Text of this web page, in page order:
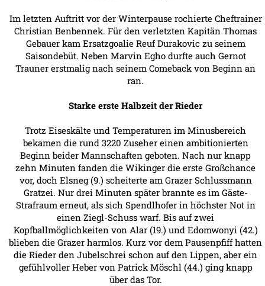
Im letzten Auftritt vor der Winterpause rochierte Cheftrainer
Christian Benbennek. Für den verletzten Kapitän Thomas
Gebauer kam Ersatzgoalie Reuf Durakovic zu seinem
Saisondebüt. Neben Marvin Egho durfte auch Gernot
Trauner erstmalig nach seinem Comeback von Beginn an
ran.
Starke erste Halbzeit der Rieder
Trotz Eiseskälte und Temperaturen im Minusbereich
bekamen die rund 3220 Zuseher einen ambitionierten
Beginn beider Mannschaften geboten. Nach nur knapp
zehn Minuten fanden die Wikinger die erste Großchance
vor, doch Elsneg (9.) scheiterte am Grazer Schlussmann
Gratzei. Nur drei Minuten später brannte es im Gäste-
Strafraum erneut, als sich Spendlhofer in höchster Not in
einen Ziegl-Schuss warf. Bis auf zwei
Kopfballmöglichkeiten von Alar (19.) und Edomwonyi (42.)
blieben die Grazer harmlos. Kurz vor dem Pausenpfiff hatten
die Rieder den Jubelschrei schon auf den Lippen, aber ein
gefühlvoller Heber von Patrick Möschl (44.) ging knapp
über das Tor.